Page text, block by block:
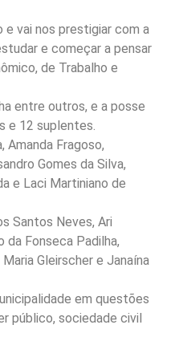
e vai nos prestigiar com a
e começar a pensar
de Trabalho e
entre outros, e a posse
e 12 suplentes.
Amanda Fragoso,
Gomes da Silva,
e Laci Martiniano de
Santos Neves, Ari
da Fonseca Padilha,
Gleirscher e Janaína
em questões
público, sociedade civil